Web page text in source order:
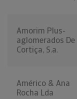
Amorim Plus-
aglomerados De
Cortiça, S.a.
Américo & Ana
Rocha Lda